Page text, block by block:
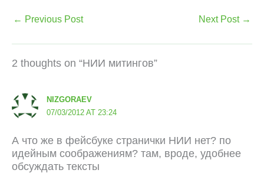
← Previous Post Next Post →
2 thoughts on “НИИ митингов”
NIZGORAEV
07/03/2012 AT 23:24
А что же в фейсбуке странички НИИ нет? по
идейным соображениям? там, вроде, удобнее
обсуждать тексты